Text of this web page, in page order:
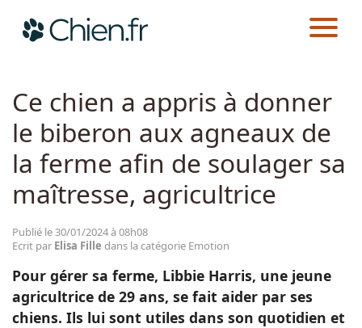
Races
Guides
CHIEN.FR ACTUALITÉS
Ce chien a appris à donner
le biberon aux agneaux de
la ferme afin de soulager sa
maîtresse, agricultrice
Publié le 30/01/2024 à 08h08
Ecrit par Elisa Fille dans la catégorie Emotion
Pour gérer sa ferme, Libbie Harris, une jeune
agricultrice de 29 ans, se fait aider par ses
chiens. Ils lui sont utiles dans son quotidien et